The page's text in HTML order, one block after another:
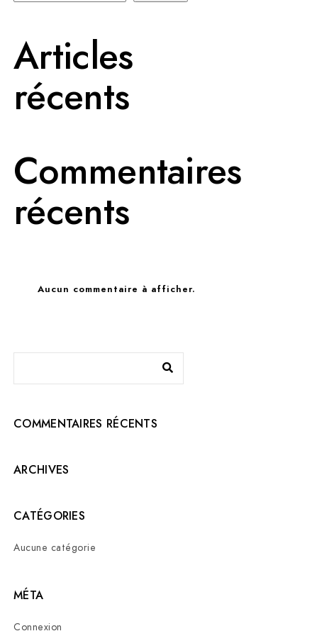
Articles
récents
Commentaires
récents
Aucun commentaire à afficher.
COMMENTAIRES RÉCENTS
ARCHIVES
CATÉGORIES
Aucune catégorie
MÉTA
Connexion